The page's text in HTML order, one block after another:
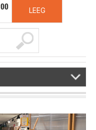
00 LEEG